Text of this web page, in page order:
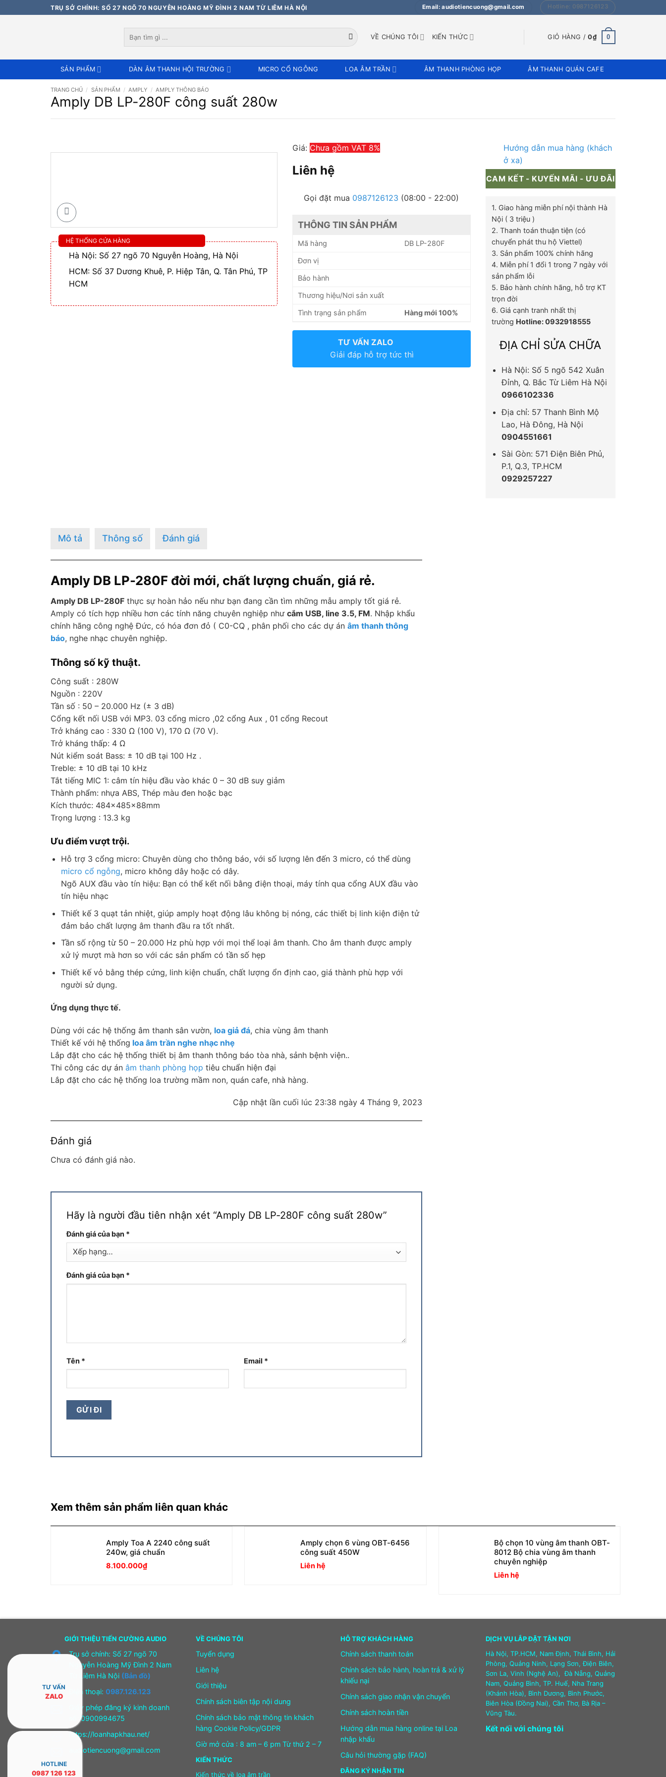
qua
TRỤ SỞ CHÍNH: SỐ 27 NGÕ 70 NGUYỄN HOÀNG MỸ ĐÌNH 2 NAM TỪ LIÊM HÀ NỘI Email: audiotiencuong@gmail.com Hotline: 0987126123
kiếm:
VỀ CHÚNG TÔI KIẾN THỨC GIỎ HÀNG /0₫ 0
SẢN PHẨM DÀN ÂM THANH HỘI TRƯỜNG MICRO CỔ NGỖNG LOA ÂM TRẦN ÂM THANH PHÒNG HỌP ÂM THANH QUÁN CAFE
TRANG CHỦ / SẢN PHẨM / AMPLY / AMPLY THÔNG BÁO
Amply DB LP-280F công suất 280w
HỆ THỐNG CỬA HÀNG
Hà Nội: Số 27 ngõ 70 Nguyễn Hoàng, Hà Nội
HCM: Số 37 Dương Khuê, P. Hiệp Tân, Q. Tân Phú, TP
HCM
Giá: Chưa gồm VAT 8%
Liên hệ
Gọi đặt mua 0987126123 (08:00 - 22:00)
THÔNG TIN SẢN PHẨM
Mã hàng DB LP-280F
Đơn vị
Bảo hành
Thương hiệu/Nơi sản xuất
Tình trạng sản phẩm Hàng mới 100%
TƯ VẤN ZALO
Giải đáp hỗ trợ tức thì
Hướng dẫn mua hàng (khách
ở xa)
CAM KẾT - KUYẾN MÃI - ƯU ĐÃI
1. Giao hàng miễn phí nội thành Hà
Nội ( 3 triệu )
2. Thanh toán thuận tiện (có
chuyển phát thu hộ Viettel)
3. Sản phẩm 100% chính hãng
4. Miễn phí 1 đổi 1 trong 7 ngày với
sản phẩm lỗi
5. Bảo hành chính hãng, hỗ trợ KT
trọn đời
6. Giá cạnh tranh nhất thị
trường Hotline: 0932918555
ĐỊA CHỈ SỬA CHỮA
Hà Nội: Số 5 ngõ 542 Xuân
Đỉnh, Q. Bắc Từ Liêm Hà Nội
0966102336
Địa chỉ: 57 Thanh Bình Mộ
Lao, Hà Đông, Hà Nội
0904551661
Sài Gòn: 571 Điện Biên Phủ,
P.1, Q.3, TP.HCM
0929257227
Mô tả Thông số Đánh giá
Amply DB LP-280F đời mới, chất lượng chuẩn, giá rẻ.
Amply DB LP-280F thực sự hoàn hảo nếu như bạn đang cần tìm những mẫu amply tốt giá rẻ.
Amply có tích hợp nhiều hơn các tính năng chuyên nghiệp như cắm USB, line 3.5, FM. Nhập khẩu
chính hãng công nghệ Đức, có hóa đơn đỏ ( C0-CQ , phân phối cho các dự án âm thanh thông
báo, nghe nhạc chuyên nghiệp.
Thông số kỹ thuật.
Công suất : 280W
Nguồn : 220V
Tần số : 50 – 20.000 Hz (± 3 dB)
Cổng kết nối USB với MP3. 03 cổng micro ,02 cổng Aux , 01 cổng Recout
Trở kháng cao : 330 Ω (100 V), 170 Ω (70 V).
Trở kháng thấp: 4 Ω
Nút kiểm soát Bass: ± 10 dB tại 100 Hz .
Treble: ± 10 dB tại 10 kHz
Tắt tiếng MIC 1: câm tín hiệu đầu vào khác 0 – 30 dB suy giảm
Thành phẩm: nhựa ABS, Thép màu đen hoặc bạc
Kích thước: 484x485x88mm
Trọng lượng : 13.3 kg
Ưu điểm vượt trội.
Hỗ trợ 3 cổng micro: Chuyên dùng cho thông báo, với số lượng lên đến 3 micro, có thể dùng
micro cổ ngỗng, micro không dây hoặc có dây.
Ngõ AUX đầu vào tín hiệu: Bạn có thể kết nối bằng điện thoại, máy tính qua cổng AUX đầu vào
tín hiệu nhạc
Thiết kế 3 quạt tản nhiệt, giúp amply hoạt động lâu không bị nóng, các thiết bị linh kiện điện tử
đảm bảo chất lượng âm thanh đầu ra tốt nhất.
Tần số rộng từ 50 – 20.000 Hz phù hợp với mọi thể loại âm thanh. Cho âm thanh được amply
xử lý mượt mà hơn so với các sản phẩm có tần số hẹp
Thiết kế vỏ bằng thép cứng, linh kiện chuẩn, chất lượng ổn định cao, giá thành phù hợp với
người sử dụng.
Ứng dụng thực tế.
Dùng với các hệ thống âm thanh sân vườn, loa giả đá, chia vùng âm thanh
Thiết kế với hệ thống loa âm trần nghe nhạc nhẹ
Lắp đặt cho các hệ thống thiết bị âm thanh thông báo tòa nhà, sảnh bệnh viện..
Thi công các dự án âm thanh phòng họp tiêu chuẩn hiện đại
Lắp đặt cho các hệ thống loa trường mầm non, quán cafe, nhà hàng.
Cập nhật lần cuối lúc 23:38 ngày 4 Tháng 9, 2023
Đánh giá
Chưa có đánh giá nào.
Hãy là người đầu tiên nhận xét “Amply DB LP-280F công suất 280w”
Đánh giá của bạn *
Đánh giá của bạn *
Tên * Email *
Xem thêm sản phẩm liên quan khác
Amply Toa A 2240 công suất
240w, giá chuẩn
8.100.000₫
Amply chọn 6 vùng OBT-6456
công suất 450W
Liên hệ
Bộ chọn 10 vùng âm thanh OBT-
8012 Bộ chia vùng âm thanh
chuyên nghiệp
Liên hệ
GIỚI THIỆU TIẾN CƯỜNG AUDIO
Trụ sở chính: Số 27 ngõ 70
Nguyễn Hoàng Mỹ Đình 2 Nam
Từ Liêm Hà Nội (Bản đồ)
Điện thoại: 0987.126.123
Giấy phép đăng ký kinh doanh
số: 0900994675
https://loanhapkhau.net/
audiotiencuong@gmail.com
VỀ CHÚNG TÔI
Tuyển dụng
Liên hệ
Giới thiệu
Chính sách biên tập nội dung
Chính sách bảo mật thông tin khách
hàng Cookie Policy/GDPR
Giờ mở cửa : 8 am – 6 pm Từ thứ 2 – 7
KIẾN THỨC
Kiến thức về loa âm trần
HỖ TRỢ KHÁCH HÀNG
Chính sách thanh toán
Chính sách bảo hành, hoàn trả & xử lý
khiếu nại
Chính sách giao nhận vận chuyển
Chính sách hoàn tiền
Hướng dẫn mua hàng online tại Loa
nhập khẩu
Câu hỏi thường gặp (FAQ)
ĐĂNG KÝ NHẬN TIN
DỊCH VỤ LẮP ĐẶT TẬN NƠI
Hà Nội, TP.HCM, Nam Định, Thái Bình, Hải
Phòng, Quảng Ninh, Lạng Sơn, Điện Biên,
Sơn La, Vinh (Nghệ An), Đà Nẵng, Quảng
Nam, Quảng Bình, TP. Huế, Nha Trang
(Khánh Hòa), Bình Dương, Bình Phước,
Biên Hòa (Đồng Nai), Cần Thơ, Bà Rịa –
Vũng Tàu.
Kết nối với chúng tôi
TƯ VẤN
ZALO
HOTLINE
0987 126 123